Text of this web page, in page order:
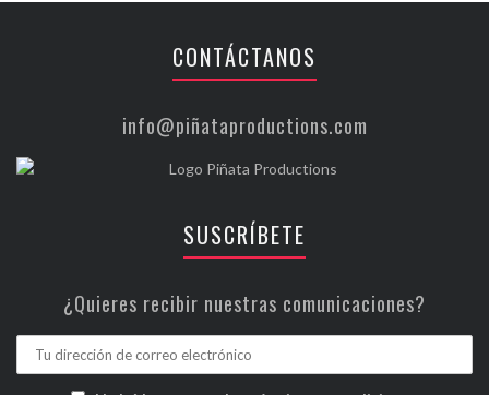
CONTÁCTANOS
info@piñataproductions.com
SUSCRÍBETE
¿Quieres recibir nuestras comunicaciones?